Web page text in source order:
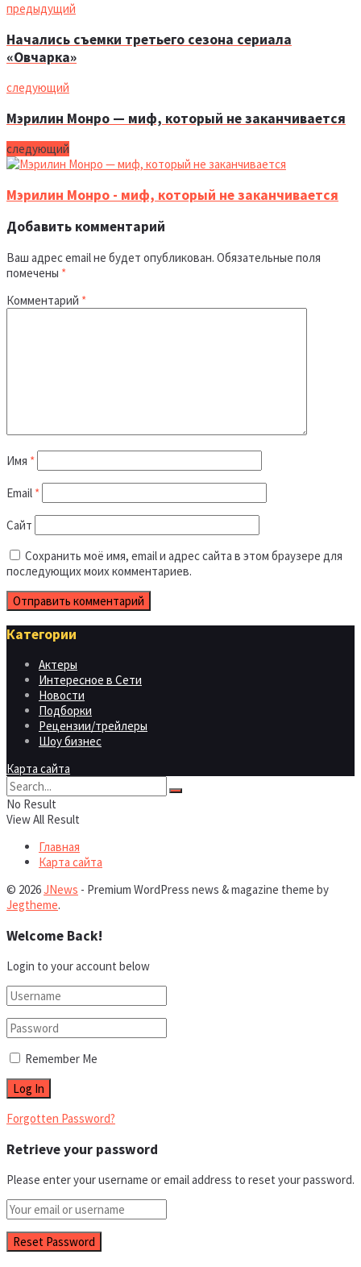
предыдущий
Начались съемки третьего сезона сериала
«Овчарка»
следующий
Мэрилин Монро — миф, который не заканчивается
следующий
Мэрилин Монро - миф, который не заканчивается
Добавить комментарий
Ваш адрес email не будет опубликован. Обязательные поля
помечены *
Комментарий *
Имя *
Email *
Сайт
Сохранить моё имя, email и адрес сайта в этом браузере для
последующих моих комментариев.
Категории
Актеры
Интересное в Сети
Новости
Подборки
Рецензии/трейлеры
Шоу бизнес
Карта сайта
No Result
View All Result
Главная
Карта сайта
© 2026JNews - Premium WordPress news & magazine theme by
Jegtheme.
Welcome Back!
Login to your account below
Remember Me
Forgotten Password?
Retrieve your password
Please enter your username or email address to reset your password.